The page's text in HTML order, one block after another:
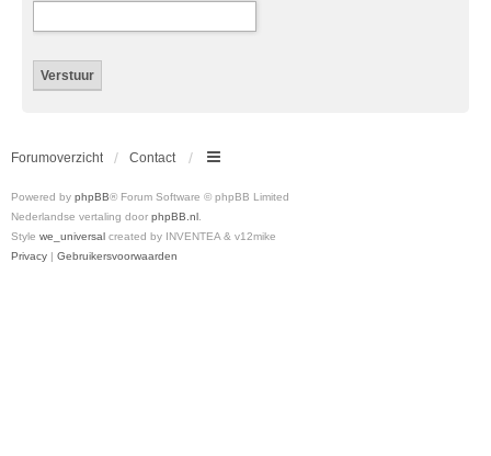
Forumoverzicht Contact
Powered by phpBB® Forum Software © phpBB Limited
Nederlandse vertaling door phpBB.nl.
Style we_universal created by INVENTEA & v12mike
Privacy | Gebruikersvoorwaarden